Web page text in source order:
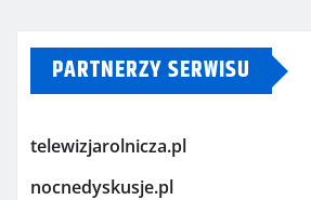
PARTNERZY SERWISU
telewizjarolnicza.pl
nocnedyskusje.pl